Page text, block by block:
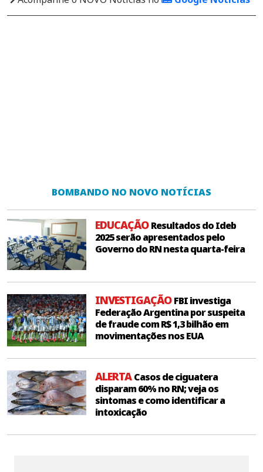
BOMBANDO NO NOVO NOTÍCIAS
EDUCAÇÃOResultados do Ideb
2025 serão apresentados pelo
Governo do RN nesta quarta-feira
INVESTIGAÇÃOFBI investiga
Federação Argentina por suspeita
de fraude com R$ 1,3 bilhão em
movimentações nos EUA
ALERTACasos de ciguatera
disparam 60% no RN; veja os
sintomas e como identificar a
intoxicação